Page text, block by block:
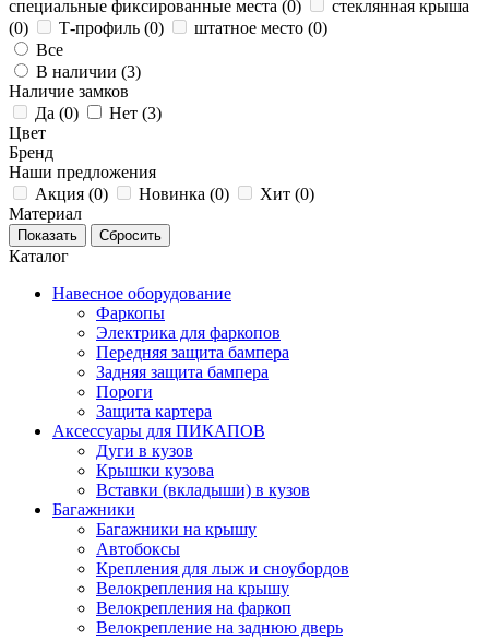
специальные фиксированные места (0)
стеклянная крыша
(0) Т-профиль (0) штатное место (0)
Все
В наличии (3)
Наличие замков
Да (0) Нет (3)
Цвет
Бренд
Наши предложения
Акция (0) Новинка (0) Хит (0)
Материал
Каталог
Навесное оборудование
Фаркопы
Электрика для фаркопов
Передняя защита бампера
Задняя защита бампера
Пороги
Защита картера
Аксессуары для ПИКАПОВ
Дуги в кузов
Крышки кузова
Вставки (вкладыши) в кузов
Багажники
Багажники на крышу
Автобоксы
Крепления для лыж и сноубордов
Велокрепления на крышу
Велокрепления на фаркоп
Велокрепление на заднюю дверь